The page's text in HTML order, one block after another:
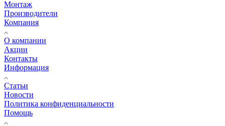
Монтаж
Производители
Компания
О компании
Акции
Контакты
Информация
Статьи
Новости
Политика конфиденциальности
Помощь